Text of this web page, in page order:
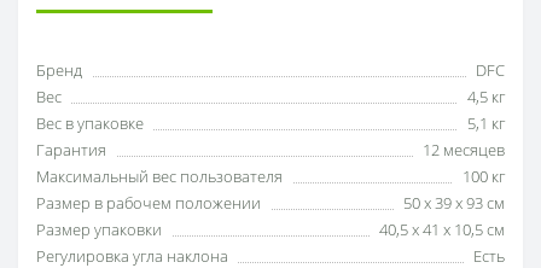
Бренд
DFC
Вес
4,5 кг
Вес в упаковке
5,1 кг
Гарантия
12 месяцев
Максимальный вес пользователя
100 кг
Размер в рабочем положении
50 х 39 х 93 см
Размер упаковки
40,5 х 41 х 10,5 см
Регулировка угла наклона
Есть